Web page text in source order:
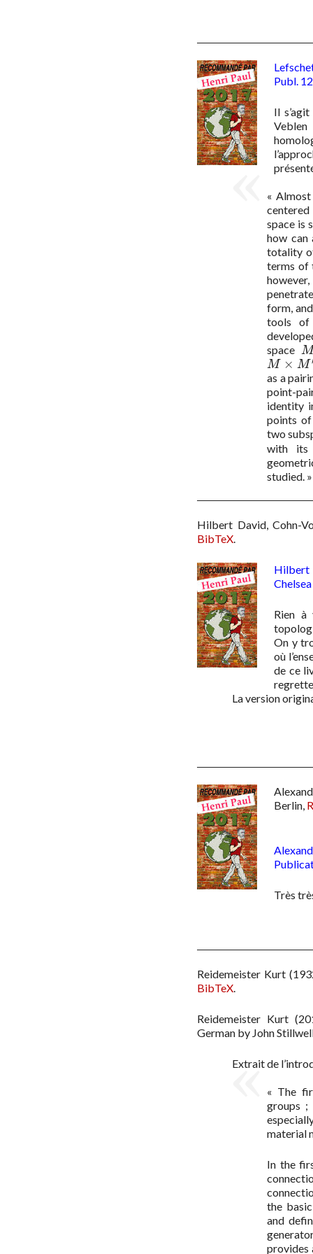
Publ.
Il
«
space is
how can
totality
terms of
form,
tools
space M
M
M × M
M× M ′
as a
point-
identity
points
two
with its
studied. »
Hilbert David, Cohn-
BibTeX
Hilbert
Rien à
On y
où
de ce
La version
Berlin
Très
Reidemeister Kurt
BibTeX
Reidemeister Kurt
German by John
Extrait de
« The
groups ;
material
In the
the
and
provides